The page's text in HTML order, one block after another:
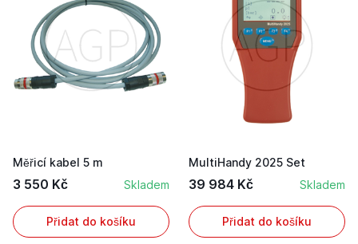
Měřicí kabel 5 m
3 550 Kč Skladem
Přidat do košíku
MultiHandy 2025 Set
39 984 Kč Skladem
Přidat do košíku